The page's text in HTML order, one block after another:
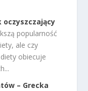
oczyszczający
popularność
ale czy
obiecuje
– Grecka